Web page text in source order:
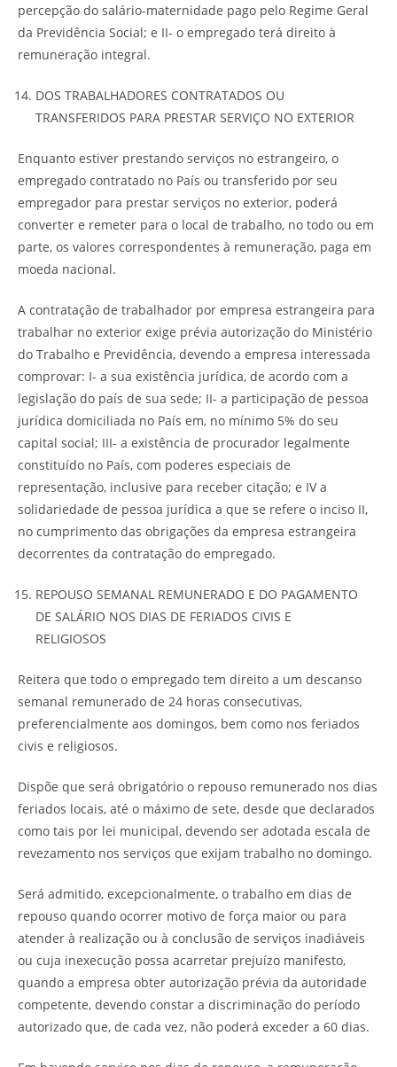
percepção do salário-maternidade pago pelo Regime Geral
da Previdência Social; e II- o empregado terá direito à
remuneração integral.
DOS TRABALHADORES CONTRATADOS OU
TRANSFERIDOS PARA PRESTAR SERVIÇO NO EXTERIOR
Enquanto estiver prestando serviços no estrangeiro, o
empregado contratado no País ou transferido por seu
empregador para prestar serviços no exterior, poderá
converter e remeter para o local de trabalho, no todo ou em
parte, os valores correspondentes à remuneração, paga em
moeda nacional.
A contratação de trabalhador por empresa estrangeira para
trabalhar no exterior exige prévia autorização do Ministério
do Trabalho e Previdência, devendo a empresa interessada
comprovar: I- a sua existência jurídica, de acordo com a
legislação do país de sua sede; II- a participação de pessoa
jurídica domiciliada no País em, no mínimo 5% do seu
capital social; III- a existência de procurador legalmente
constituído no País, com poderes especiais de
representação, inclusive para receber citação; e IV a
solidariedade de pessoa jurídica a que se refere o inciso II,
no cumprimento das obrigações da empresa estrangeira
decorrentes da contratação do empregado.
REPOUSO SEMANAL REMUNERADO E DO PAGAMENTO
DE SALÁRIO NOS DIAS DE FERIADOS CIVIS E
RELIGIOSOS
Reitera que todo o empregado tem direito a um descanso
semanal remunerado de 24 horas consecutivas,
preferencialmente aos domingos, bem como nos feriados
civis e religiosos.
Dispõe que será obrigatório o repouso remunerado nos dias
feriados locais, até o máximo de sete, desde que declarados
como tais por lei municipal, devendo ser adotada escala de
revezamento nos serviços que exijam trabalho no domingo.
Será admitido, excepcionalmente, o trabalho em dias de
repouso quando ocorrer motivo de força maior ou para
atender à realização ou à conclusão de serviços inadiáveis
ou cuja inexecução possa acarretar prejuízo manifesto,
quando a empresa obter autorização prévia da autoridade
competente, devendo constar a discriminação do período
autorizado que, de cada vez, não poderá exceder a 60 dias.